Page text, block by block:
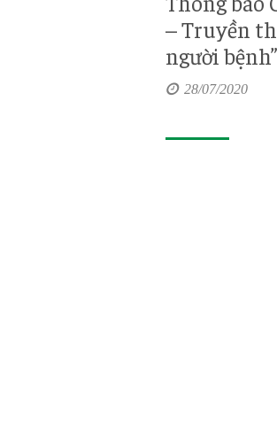
– Truyền
người
28/07/2020